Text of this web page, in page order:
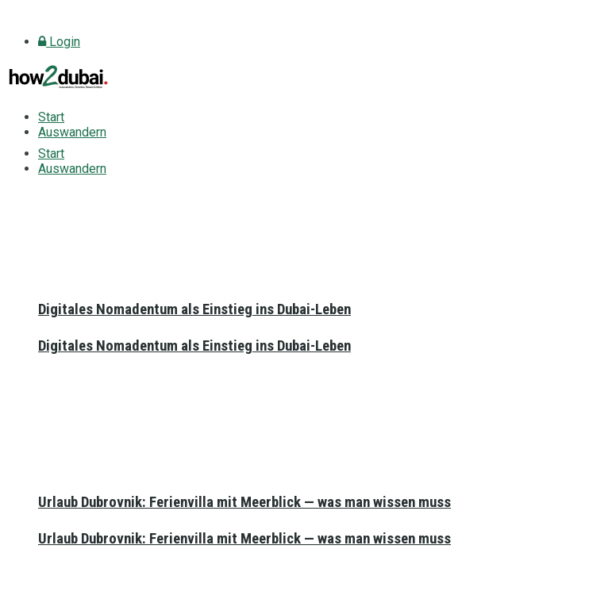
Login
Start
Auswandern
Digitales Nomadentum als Einstieg ins Dubai-Leben
Urlaub Dubrovnik: Ferienvilla mit Meerblick — was man wissen muss
Start
Auswandern
Digitales Nomadentum als Einstieg ins Dubai-Leben
Urlaub Dubrovnik: Ferienvilla mit Meerblick — was man wissen muss